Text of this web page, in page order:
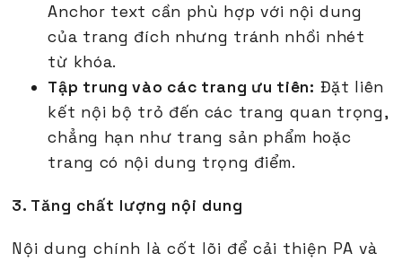
Anchor text cần phù hợp với nội dung
của trang đích nhưng tránh nhồi nhét
từ khóa.
Tập trung vào các trang ưu tiên: Đặt liên
kết nội bộ trỏ đến các trang quan trọng,
chẳng hạn như trang sản phẩm hoặc
trang có nội dung trọng điểm.
3. Tăng chất lượng nội dung
Nội dung chính là cốt lõi để cải thiện PA và